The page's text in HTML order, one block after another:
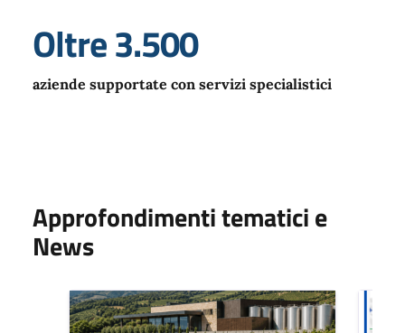
Oltre 3.500
aziende supportate con servizi specialistici
Approfondimenti tematici e
News